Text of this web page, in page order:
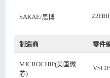
SAKAE/思博
制造商 零件
MICROCHIP(美国微
芯)